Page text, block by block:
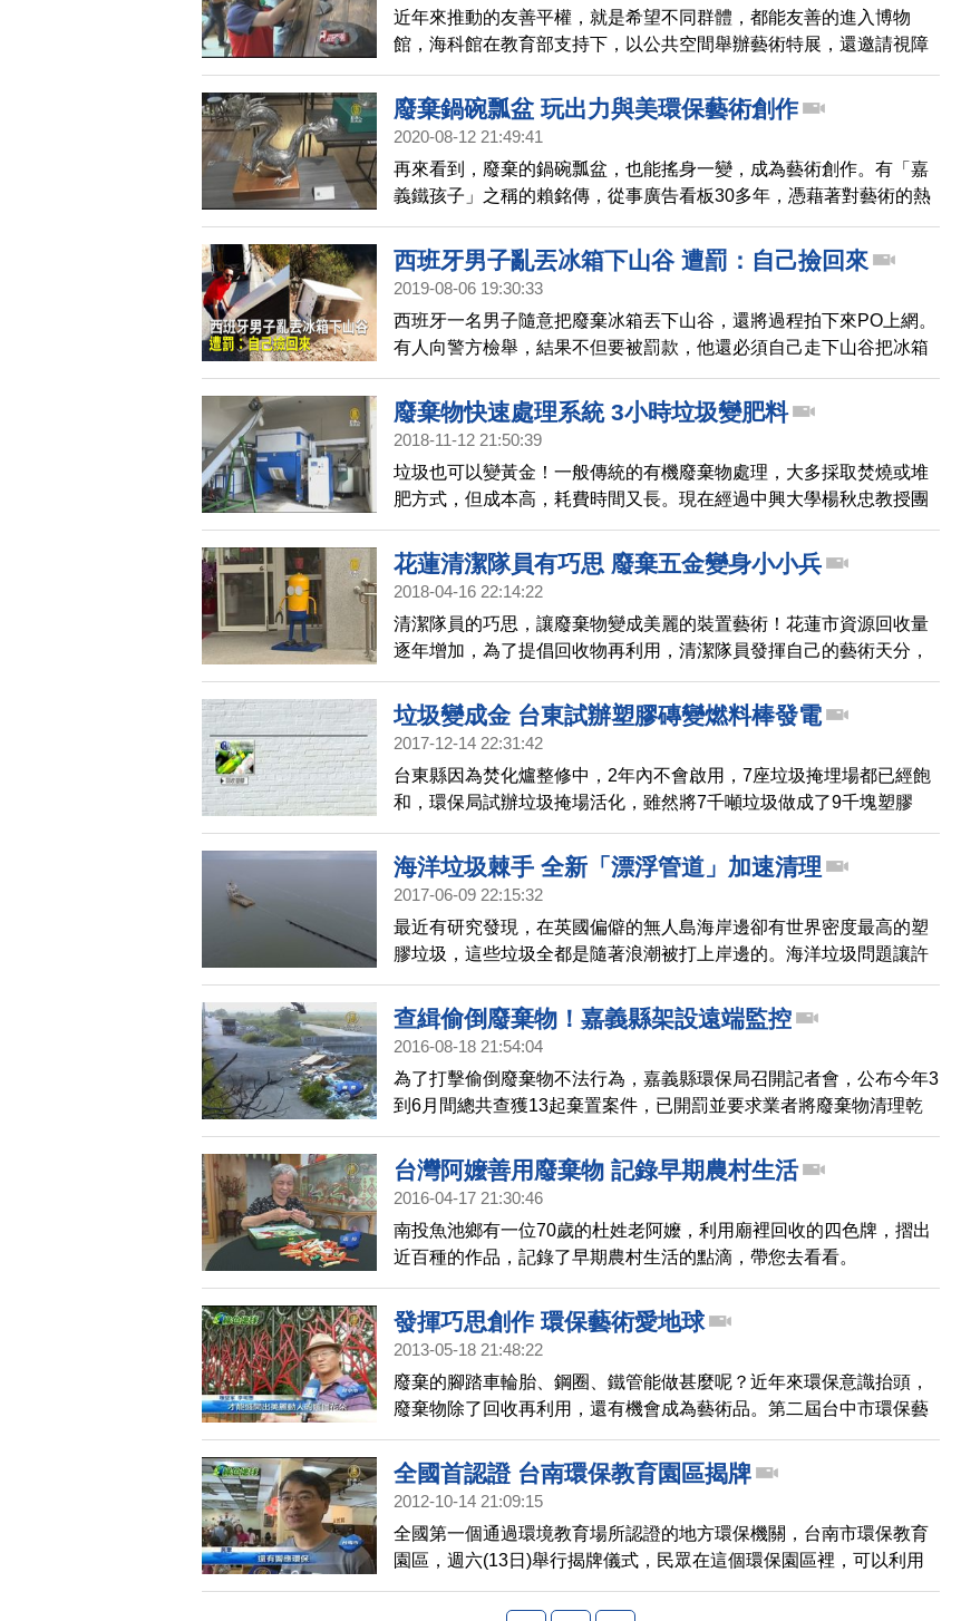
近年來推動的友善平權，就是希望不同群體，都能友善的進入博物
館，海科館在教育部支持下，以公共空間舉辦藝術特展，還邀請視障
朋友一起進入博物館。
廢棄鍋碗瓢盆 玩出力與美環保藝術創作
2020-08-12 21:49:41
再來看到，廢棄的鍋碗瓢盆，也能搖身一變，成為藝術創作。有「嘉
義鐵孩子」之稱的賴銘傳，從事廣告看板30多年，憑藉著對藝術的熱
愛，把別人眼中的廢棄物品，經過巧手大改造後，搖身變成栩栩如生
的藝術創作，即日起在嘉義新光三越展出。
西班牙男子亂丟冰箱下山谷 遭罰：自己撿回來
2019-08-06 19:30:33
西班牙一名男子隨意把廢棄冰箱丟下山谷，還將過程拍下來PO上網。
有人向警方檢舉，結果不但要被罰款，他還必須自己走下山谷把冰箱
搬回來，網友們都大讚，這是最好的懲罰。
廢棄物快速處理系統 3小時垃圾變肥料
2018-11-12 21:50:39
垃圾也可以變黃金！一般傳統的有機廢棄物處理，大多採取焚燒或堆
肥方式，但成本高，耗費時間又長。現在經過中興大學楊秋忠教授團
隊，開發的「有機質廢棄物快速處理系統」，3小時就能將垃圾轉為有
機肥料。
花蓮清潔隊員有巧思 廢棄五金變身小小兵
2018-04-16 22:14:22
清潔隊員的巧思，讓廢棄物變成美麗的裝置藝術！花蓮市資源回收量
逐年增加，為了提倡回收物再利用，清潔隊員發揮自己的藝術天分，
把廢棄的五金、瓦斯桶，組裝焊接成小小兵，不僅賦予回收物新生
命，也成為花蓮清潔隊大樓的新地標。
垃圾變成金 台東試辦塑膠磚變燃料棒發電
2017-12-14 22:31:42
台東縣因為焚化爐整修中，2年內不會啟用，7座垃圾掩埋場都已經飽
和，環保局試辦垃圾掩場活化，雖然將7千噸垃圾做成了9千塊塑膠
磚，經過考察和專業討論，決定要採取德國的模式，將塑膠磚製成燃
料棒，既能解決廢棄物的問題，又能發電。
海洋垃圾棘手 全新「漂浮管道」加速清理
2017-06-09 22:15:32
最近有研究發現，在英國偏僻的無人島海岸邊卻有世界密度最高的塑
膠垃圾，這些垃圾全都是隨著浪潮被打上岸邊的。海洋垃圾問題讓許
多專家束手無策，但最近有一個專門處理海洋垃圾的公司發明了新方
法，預計能在五年內清走太平洋裡一半的垃圾。
查緝偷倒廢棄物！嘉義縣架設遠端監控
2016-08-18 21:54:04
為了打擊偷倒廢棄物不法行為，嘉義縣環保局召開記者會，公布今年3
到6月間總共查獲13起棄置案件，已開罰並要求業者將廢棄物清理乾
淨，背後的查案關鍵，是遠端監控。
台灣阿嬤善用廢棄物 記錄早期農村生活
2016-04-17 21:30:46
南投魚池鄉有一位70歲的杜姓老阿嬤，利用廟裡回收的四色牌，摺出
近百種的作品，記錄了早期農村生活的點滴，帶您去看看。
發揮巧思創作 環保藝術愛地球
2013-05-18 21:48:22
廢棄的腳踏車輪胎、鋼圈、鐵管能做甚麼呢？近年來環保意識抬頭，
廢棄物除了回收再利用，還有機會成為藝術品。第二屆台中市環保藝
術節18號將在台中北屯區二手家具回收場舉行，知名雕塑家也發揮巧
思與創意，利用廢棄物製作成環保藝術品30多件，讓整個園區宛如一
座戶外的美術館。
全國首認證 台南環保教育園區揭牌
2012-10-14 21:09:15
全國第一個通過環境教育場所認證的地方環保機關，台南市環保教育
園區，週六(13日)舉行揭牌儀式，民眾在這個環保園區裡，可以利用
二手家具及腳踏車回收拍賣處理家中不需要的物品，還可以學到如何
將廢棄物藝術化，以及如何使用廢棄的食用油製作肥皂，吸引許多民